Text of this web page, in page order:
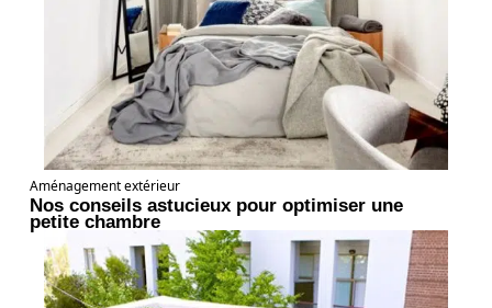
Aménagement extérieur
Nos conseils astucieux pour optimiser une
petite chambre